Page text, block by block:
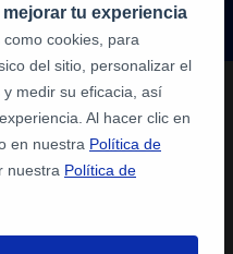
tu experiencia
cookies, para
del sitio, personalizar el
medir su eficacia, así
Al hacer clic en
en nuestra Política de
nuestra Política de